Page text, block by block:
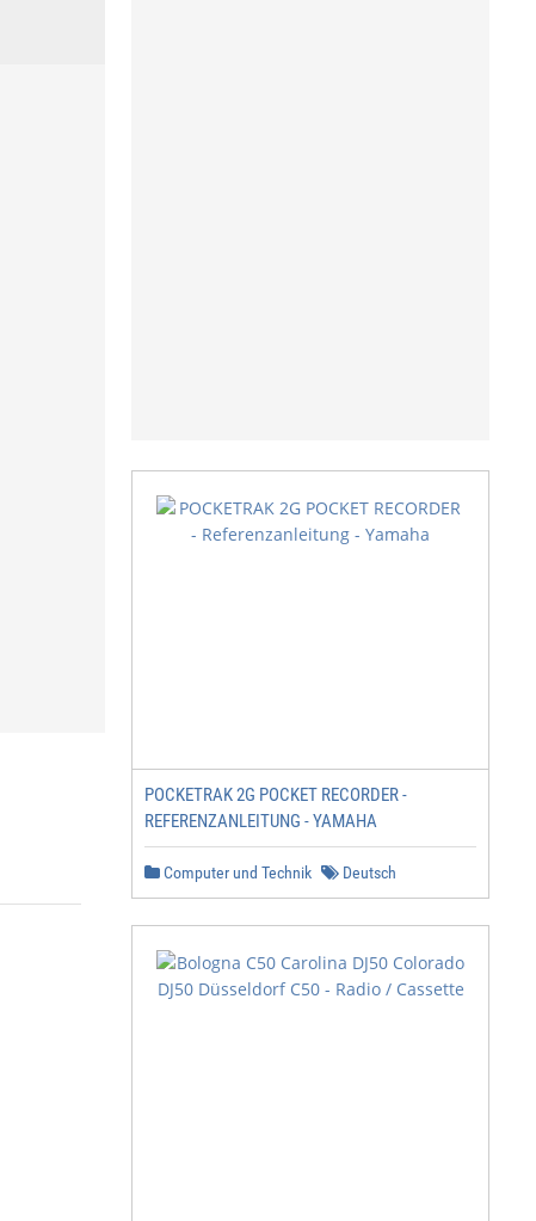
POCKETRAK 2G POCKET RECORDER -
REFERENZANLEITUNG - YAMAHA
Computer und Technik Deutsch